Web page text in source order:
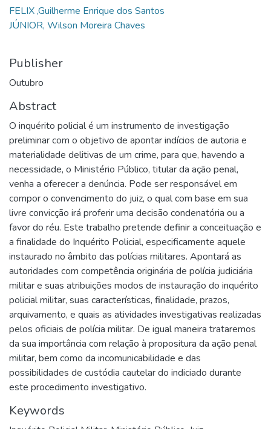
FELIX ,Guilherme Enrique dos Santos
JÚNIOR, Wilson Moreira Chaves
Publisher
Outubro
Abstract
O inquérito policial é um instrumento de investigação
preliminar com o objetivo de apontar indícios de autoria e
materialidade delitivas de um crime, para que, havendo a
necessidade, o Ministério Público, titular da ação penal,
venha a oferecer a denúncia. Pode ser responsável em
compor o convencimento do juiz, o qual com base em sua
livre convicção irá proferir uma decisão condenatória ou a
favor do réu. Este trabalho pretende definir a conceituação e
a finalidade do Inquérito Policial, especificamente aquele
instaurado no âmbito das polícias militares. Apontará as
autoridades com competência originária de polícia judiciária
militar e suas atribuições modos de instauração do inquérito
policial militar, suas características, finalidade, prazos,
arquivamento, e quais as atividades investigativas realizadas
pelos oficiais de polícia militar. De igual maneira trataremos
da sua importância com relação à propositura da ação penal
militar, bem como da incomunicabilidade e das
possibilidades de custódia cautelar do indiciado durante
este procedimento investigativo.
Keywords